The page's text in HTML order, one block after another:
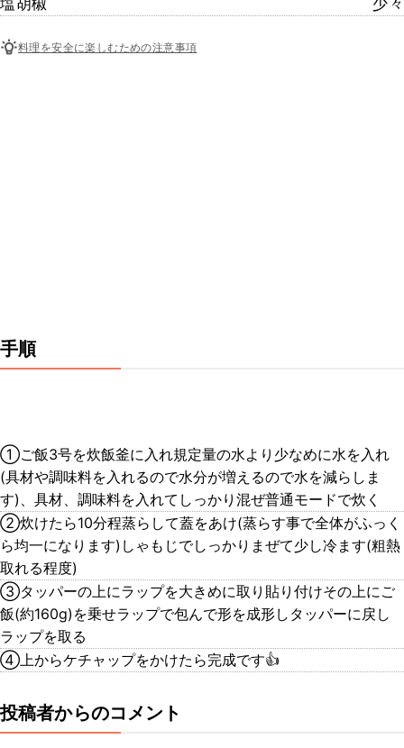
塩胡椒 少々
料理を安全に楽しむための注意事項
手順
①ご飯3号を炊飯釜に入れ規定量の水より少なめに水を入れ
(具材や調味料を入れるので水分が増えるので水を減らしま
す)、具材、調味料を入れてしっかり混ぜ普通モードで炊く
②炊けたら10分程蒸らして蓋をあけ(蒸らす事で全体がふっく
ら均一になります)しゃもじでしっかりまぜて少し冷ます(粗熱
取れる程度)
③タッパーの上にラップを大きめに取り貼り付けその上にご
飯(約160g)を乗せラップで包んで形を成形しタッパーに戻し
ラップを取る
④上からケチャップをかけたら完成です👍
投稿者からのコメント